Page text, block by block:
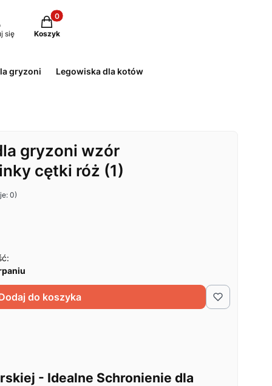
się
Produkty w koszyku: 0. Zobacz szczegóły
Koszyk
gryzoni Legowiska dla kotów
gryzoni wzór
cętki róż (1)
0)
do koszyka
- Idealne Schronienie dla